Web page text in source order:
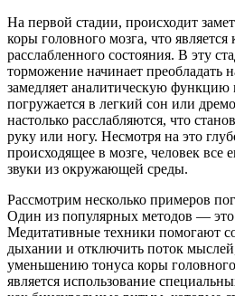
На первой стадии, происходит
коры головного мозга, что
расслабленного состояния. В эту
торможение начинает преобладать
замедляет аналитическую функцию
погружается в легкий сон или
настолько расслабляются, что
руку или ногу. Несмотря на это
происходящее в мозге, человек все
звуки из окружающей среды.
Рассмотрим несколько примеров
Один из популярных методов —
Медитативные техники помогают
дыхании и отключить поток
уменьшению тонуса коры
является использование